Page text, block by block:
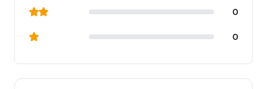
0
0